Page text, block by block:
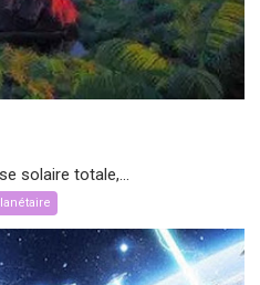
solaire totale,...